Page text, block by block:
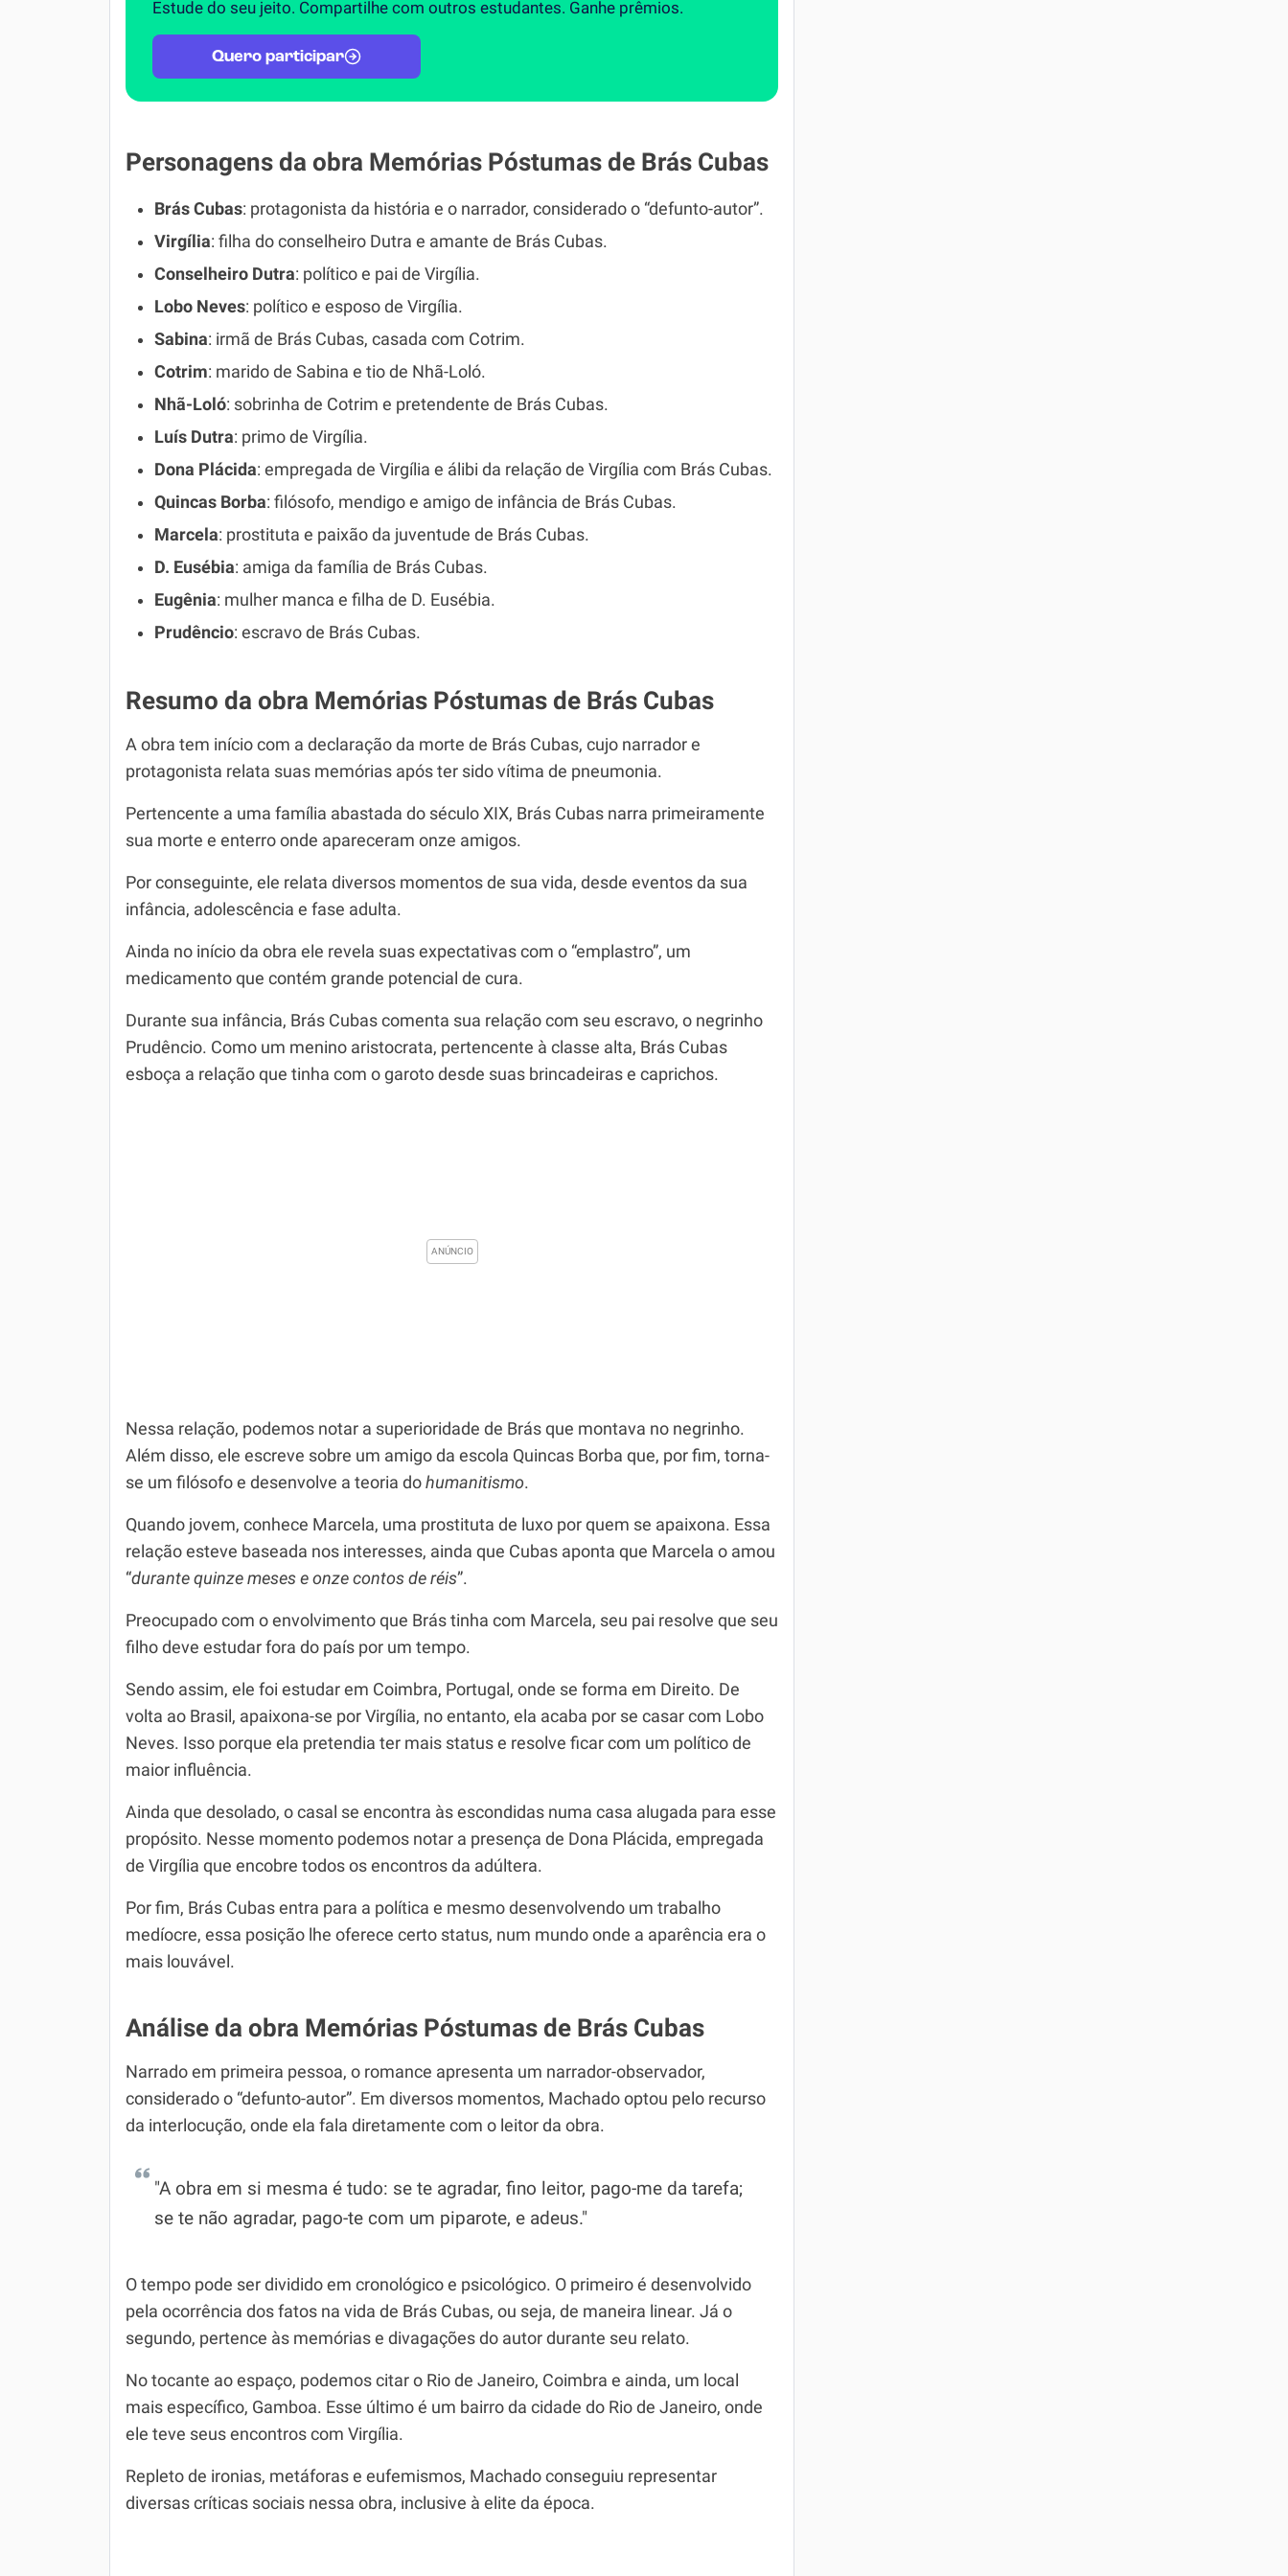
Estude do seu jeito. Compartilhe com outros estudantes. Ganhe prêmios.
Quero participar
Personagens da obra Memórias Póstumas de Brás Cubas
Brás Cubas: protagonista da história e o narrador, considerado o “defunto-autor”.
Virgília: filha do conselheiro Dutra e amante de Brás Cubas.
Conselheiro Dutra: político e pai de Virgília.
Lobo Neves: político e esposo de Virgília.
Sabina: irmã de Brás Cubas, casada com Cotrim.
Cotrim: marido de Sabina e tio de Nhã-Loló.
Nhã-Loló: sobrinha de Cotrim e pretendente de Brás Cubas.
Luís Dutra: primo de Virgília.
Dona Plácida: empregada de Virgília e álibi da relação de Virgília com Brás Cubas.
Quincas Borba: filósofo, mendigo e amigo de infância de Brás Cubas.
Marcela: prostituta e paixão da juventude de Brás Cubas.
D. Eusébia: amiga da família de Brás Cubas.
Eugênia: mulher manca e filha de D. Eusébia.
Prudêncio: escravo de Brás Cubas.
Resumo da obra Memórias Póstumas de Brás Cubas
A obra tem início com a declaração da morte de Brás Cubas, cujo narrador e
protagonista relata suas memórias após ter sido vítima de pneumonia.
Pertencente a uma família abastada do século XIX, Brás Cubas narra primeiramente
sua morte e enterro onde apareceram onze amigos.
Por conseguinte, ele relata diversos momentos de sua vida, desde eventos da sua
infância, adolescência e fase adulta.
Ainda no início da obra ele revela suas expectativas com o “emplastro”, um
medicamento que contém grande potencial de cura.
Durante sua infância, Brás Cubas comenta sua relação com seu escravo, o negrinho
Prudêncio. Como um menino aristocrata, pertencente à classe alta, Brás Cubas
esboça a relação que tinha com o garoto desde suas brincadeiras e caprichos.
Nessa relação, podemos notar a superioridade de Brás que montava no negrinho.
Além disso, ele escreve sobre um amigo da escola Quincas Borba que, por fim, torna-
se um filósofo e desenvolve a teoria do humanitismo.
Quando jovem, conhece Marcela, uma prostituta de luxo por quem se apaixona. Essa
relação esteve baseada nos interesses, ainda que Cubas aponta que Marcela o amou
“durante quinze meses e onze contos de réis”.
Preocupado com o envolvimento que Brás tinha com Marcela, seu pai resolve que seu
filho deve estudar fora do país por um tempo.
Sendo assim, ele foi estudar em Coimbra, Portugal, onde se forma em Direito. De
volta ao Brasil, apaixona-se por Virgília, no entanto, ela acaba por se casar com Lobo
Neves. Isso porque ela pretendia ter mais status e resolve ficar com um político de
maior influência.
Ainda que desolado, o casal se encontra às escondidas numa casa alugada para esse
propósito. Nesse momento podemos notar a presença de Dona Plácida, empregada
de Virgília que encobre todos os encontros da adúltera.
Por fim, Brás Cubas entra para a política e mesmo desenvolvendo um trabalho
medíocre, essa posição lhe oferece certo status, num mundo onde a aparência era o
mais louvável.
Análise da obra Memórias Póstumas de Brás Cubas
Narrado em primeira pessoa, o romance apresenta um narrador-observador,
considerado o “defunto-autor”. Em diversos momentos, Machado optou pelo recurso
da interlocução, onde ela fala diretamente com o leitor da obra.
"A obra em si mesma é tudo: se te agradar, fino leitor, pago-me da tarefa;
se te não agradar, pago-te com um piparote, e adeus."
O tempo pode ser dividido em cronológico e psicológico. O primeiro é desenvolvido
pela ocorrência dos fatos na vida de Brás Cubas, ou seja, de maneira linear. Já o
segundo, pertence às memórias e divagações do autor durante seu relato.
No tocante ao espaço, podemos citar o Rio de Janeiro, Coimbra e ainda, um local
mais específico, Gamboa. Esse último é um bairro da cidade do Rio de Janeiro, onde
ele teve seus encontros com Virgília.
Repleto de ironias, metáforas e eufemismos, Machado conseguiu representar
diversas críticas sociais nessa obra, inclusive à elite da época.